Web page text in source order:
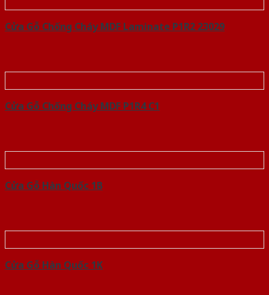
Cửa Gỗ Chống Cháy MDF Laminate P1R2 23029
Cửa Gỗ Chống Cháy MDF P1R4 C1
Cửa Gỗ Hàn Quốc 1B
Cửa Gỗ Hàn Quốc 1K